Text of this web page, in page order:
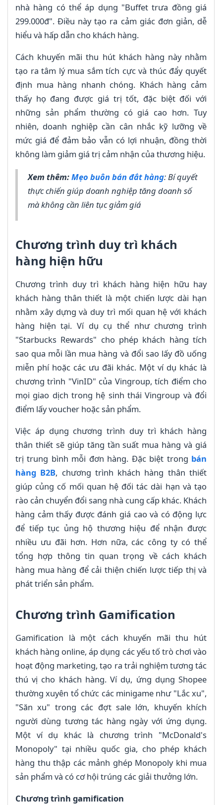
nhà hàng có thể áp dụng "Buffet trưa đồng giá
299.000đ". Điều này tạo ra cảm giác đơn giản, dễ
hiểu và hấp dẫn cho khách hàng.
Cách khuyến mãi thu hút khách hàng này nhằm
tạo ra tâm lý mua sắm tích cực và thúc đẩy quyết
định mua hàng nhanh chóng. Khách hàng cảm
thấy họ đang được giá trị tốt, đặc biệt đối với
những sản phẩm thường có giá cao hơn. Tuy
nhiên, doanh nghiệp cần cân nhắc kỹ lưỡng về
mức giá để đảm bảo vẫn có lợi nhuận, đồng thời
không làm giảm giá trị cảm nhận của thương hiệu.
Xem thêm:Mẹo buôn bán đắt hàng: Bí quyết
thực chiến giúp doanh nghiệp tăng doanh số
mà không cần liên tục giảm giá
Chương trình duy trì khách
hàng hiện hữu
Chương trình duy trì khách hàng hiện hữu hay
khách hàng thân thiết là một chiến lược dài hạn
nhằm xây dựng và duy trì mối quan hệ với khách
hàng hiện tại. Ví dụ cụ thể như chương trình
"Starbucks Rewards" cho phép khách hàng tích
sao qua mỗi lần mua hàng và đổi sao lấy đồ uống
miễn phí hoặc các ưu đãi khác. Một ví dụ khác là
chương trình "VinID" của Vingroup, tích điểm cho
mọi giao dịch trong hệ sinh thái Vingroup và đổi
điểm lấy voucher hoặc sản phẩm.
Việc áp dụng chương trình duy trì khách hàng
thân thiết sẽ giúp tăng tần suất mua hàng và giá
trị trung bình mỗi đơn hàng. Đặc biệt trong bán
hàng B2B, chương trình khách hàng thân thiết
giúp củng cố mối quan hệ đối tác dài hạn và tạo
rào cản chuyển đổi sang nhà cung cấp khác. Khách
hàng cảm thấy được đánh giá cao và có động lực
để tiếp tục ủng hộ thương hiệu để nhận được
nhiều ưu đãi hơn. Hơn nữa, các công ty có thể
tổng hợp thông tin quan trọng về cách khách
hàng mua hàng để cải thiện chiến lược tiếp thị và
phát triển sản phẩm.
Chương trình Gamification
Gamification là một cách khuyến mãi thu hút
khách hàng online, áp dụng các yếu tố trò chơi vào
hoạt động marketing, tạo ra trải nghiệm tương tác
thú vị cho khách hàng. Ví dụ, ứng dụng Shopee
thường xuyên tổ chức các minigame như "Lắc xu",
"Săn xu" trong các đợt sale lớn, khuyến khích
người dùng tương tác hàng ngày với ứng dụng.
Một ví dụ khác là chương trình "McDonald's
Monopoly" tại nhiều quốc gia, cho phép khách
hàng thu thập các mảnh ghép Monopoly khi mua
sản phẩm và có cơ hội trúng các giải thưởng lớn.
Chương trình gamification